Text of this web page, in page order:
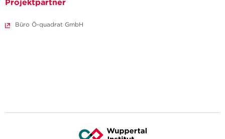
Projektpartner
Büro Ö-quadrat GmbH